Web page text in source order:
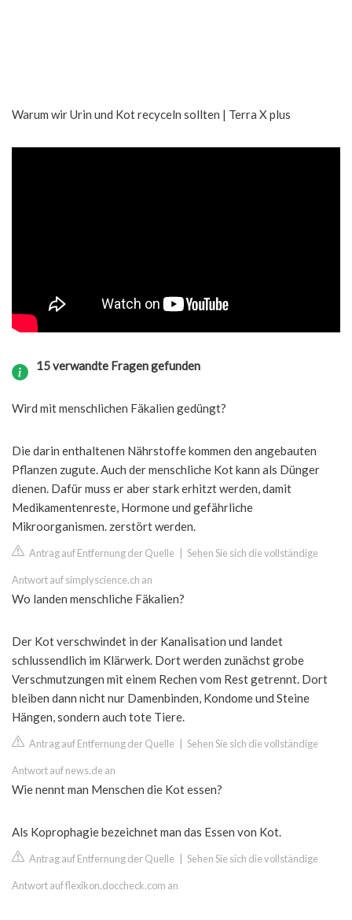
Warum wir Urin und Kot recyceln sollten | Terra X plus
15 verwandte Fragen gefunden
Wird mit menschlichen Fäkalien gedüngt?
Die darin enthaltenen Nährstoffe kommen den angebauten
Pflanzen zugute. Auch der menschliche Kot kann als Dünger
dienen. Dafür muss er aber stark erhitzt werden, damit
Medikamentenreste, Hormone und gefährliche
Mikroorganismen. zerstört werden.
Antrag auf Entfernung der Quelle Sehen Sie sich die vollständige
Antwort auf simplyscience.ch an
Wo landen menschliche Fäkalien?
Der Kot verschwindet in der Kanalisation und landet
schlussendlich im Klärwerk. Dort werden zunächst grobe
Verschmutzungen mit einem Rechen vom Rest getrennt. Dort
bleiben dann nicht nur Damenbinden, Kondome und Steine
Hängen, sondern auch tote Tiere.
Antrag auf Entfernung der Quelle Sehen Sie sich die vollständige
Antwort auf news.de an
Wie nennt man Menschen die Kot essen?
Als Koprophagie bezeichnet man das Essen von Kot.
Antrag auf Entfernung der Quelle Sehen Sie sich die vollständige
Antwort auf flexikon.doccheck.com an